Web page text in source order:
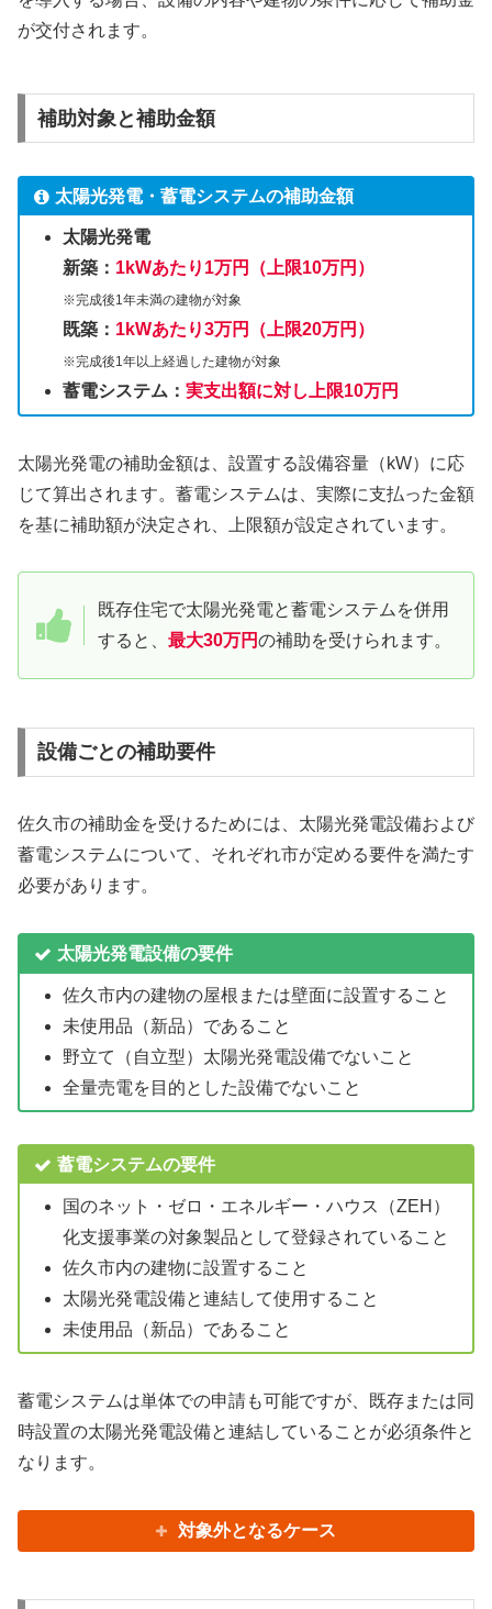
が交付されます。
補助対象と補助金額
太陽光発電・蓄電システムの補助金額
太陽光発電
新築： 1kWあたり1万円（上限10万円）
※完成後1年未満の建物が対象
既築： 1kWあたり3万円（上限20万円）
※完成後1年以上経過した建物が対象
蓄電システム： 実支出額に対し上限10万円
太陽光発電の補助金額は、設置する設備容量（kW）に応
じて算出されます。蓄電システムは、実際に支払った金額
を基に補助額が決定され、上限額が設定されています。
既存住宅で太陽光発電と蓄電システムを併用
すると、 最大30万円の補助を受けられます。
設備ごとの補助要件
佐久市の補助金を受けるためには、太陽光発電設備および
蓄電システムについて、それぞれ市が定める要件を満たす
必要があります。
太陽光発電設備の要件
佐久市内の建物の屋根または壁面に設置すること
未使用品（新品）であること
野立て（自立型）太陽光発電設備でないこと
全量売電を目的とした設備でないこと
蓄電システムの要件
国のネット・ゼロ・エネルギー・ハウス（ZEH）
化支援事業の対象製品として登録されていること
佐久市内の建物に設置すること
太陽光発電設備と連結して使用すること
未使用品（新品）であること
蓄電システムは単体での申請も可能ですが、既存または同
時設置の太陽光発電設備と連結していることが必須条件と
なります。
対象外となるケース